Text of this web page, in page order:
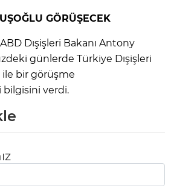
GÖRÜŞECEK
Dışişleri Bakanı Antony
günlerde Türkiye Dışişleri
bir görüşme
verdi.